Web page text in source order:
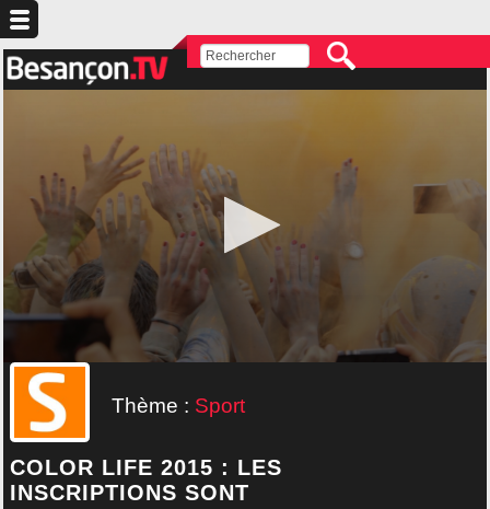
Thème : Sport
COLOR LIFE 2015 : LES
INSCRIPTIONS SONT